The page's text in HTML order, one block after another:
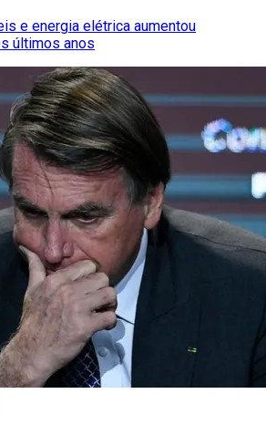
e energia elétrica aumentou
últimos anos